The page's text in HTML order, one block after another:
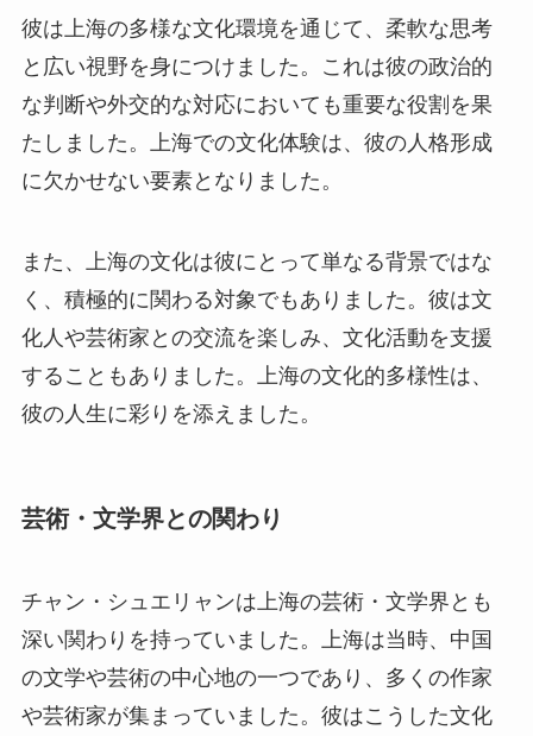
彼は上海の多様な文化環境を通じて、柔軟な思考
と広い視野を身につけました。これは彼の政治的
な判断や外交的な対応においても重要な役割を果
たしました。上海での文化体験は、彼の人格形成
に欠かせない要素となりました。
また、上海の文化は彼にとって単なる背景ではな
く、積極的に関わる対象でもありました。彼は文
化人や芸術家との交流を楽しみ、文化活動を支援
することもありました。上海の文化的多様性は、
彼の人生に彩りを添えました。
芸術・文学界との関わり
チャン・シュエリャンは上海の芸術・文学界とも
深い関わりを持っていました。上海は当時、中国
の文学や芸術の中心地の一つであり、多くの作家
や芸術家が集まっていました。彼はこうした文化